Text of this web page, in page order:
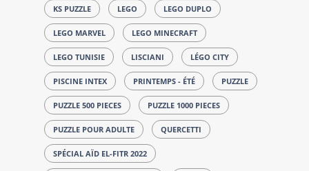
KS PUZZLE LEGO LEGO DUPLO
LEGO MARVEL LEGO MINECRAFT
LEGO TUNISIE LISCIANI LÉGO CITY
PISCINE INTEX PRINTEMPS - ÉTÉ PUZZLE
PUZZLE 500 PIECES PUZZLE 1000 PIECES
PUZZLE POUR ADULTE QUERCETTI
SPÉCIAL AÏD EL-FITR 2022